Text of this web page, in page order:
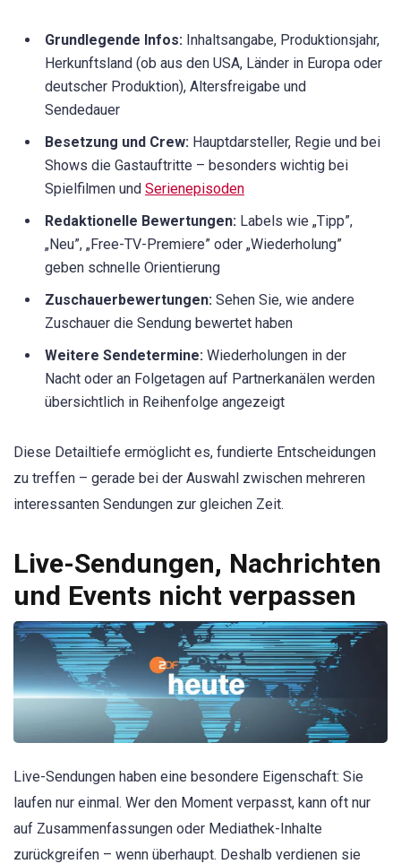
Grundlegende Infos: Inhaltsangabe, Produktionsjahr,
Herkunftsland (ob aus den USA, Länder in Europa oder
deutscher Produktion), Altersfreigabe und
Sendedauer
Besetzung und Crew: Hauptdarsteller, Regie und bei
Shows die Gastauftritte – besonders wichtig bei
Spielfilmen und Serienepisoden
Redaktionelle Bewertungen: Labels wie „Tipp”,
„Neu”, „Free-TV-Premiere” oder „Wiederholung”
geben schnelle Orientierung
Zuschauerbewertungen: Sehen Sie, wie andere
Zuschauer die Sendung bewertet haben
Weitere Sendetermine: Wiederholungen in der
Nacht oder an Folgetagen auf Partnerkanälen werden
übersichtlich in Reihenfolge angezeigt
Diese Detailtiefe ermöglicht es, fundierte Entscheidungen
zu treffen – gerade bei der Auswahl zwischen mehreren
interessanten Sendungen zur gleichen Zeit.
Live-Sendungen, Nachrichten
und Events nicht verpassen
Live-Sendungen haben eine besondere Eigenschaft: Sie
laufen nur einmal. Wer den Moment verpasst, kann oft nur
auf Zusammenfassungen oder Mediathek-Inhalte
zurückgreifen – wenn überhaupt. Deshalb verdienen sie